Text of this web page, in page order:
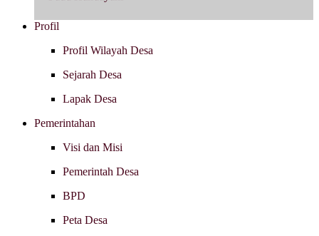
Profil
Profil Wilayah Desa
Sejarah Desa
Lapak Desa
Pemerintahan
Visi dan Misi
Pemerintah Desa
BPD
Peta Desa